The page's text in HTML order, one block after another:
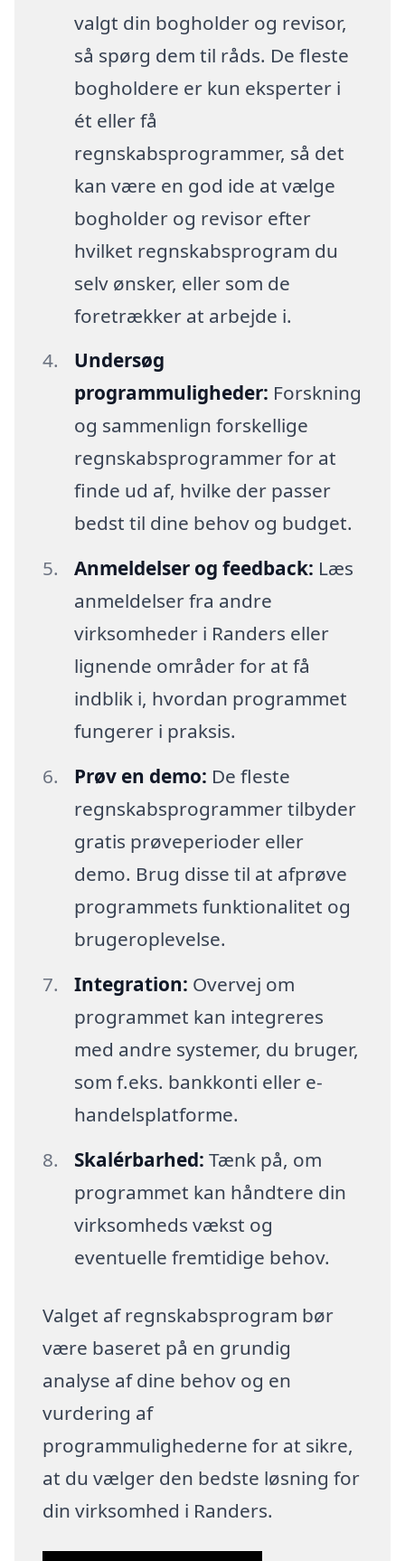
valgt din bogholder og revisor,
så spørg dem til råds. De fleste
bogholdere er kun eksperter i
ét eller få
regnskabsprogrammer, så det
kan være en god ide at vælge
bogholder og revisor efter
hvilket regnskabsprogram du
selv ønsker, eller som de
foretrækker at arbejde i.
Undersøg
programmuligheder: Forskning
og sammenlign forskellige
regnskabsprogrammer for at
finde ud af, hvilke der passer
bedst til dine behov og budget.
Anmeldelser og feedback: Læs
anmeldelser fra andre
virksomheder i Randers eller
lignende områder for at få
indblik i, hvordan programmet
fungerer i praksis.
Prøv en demo: De fleste
regnskabsprogrammer tilbyder
gratis prøveperioder eller
demo. Brug disse til at afprøve
programmets funktionalitet og
brugeroplevelse.
Integration: Overvej om
programmet kan integreres
med andre systemer, du bruger,
som f.eks. bankkonti eller e-
handelsplatforme.
Skalérbarhed: Tænk på, om
programmet kan håndtere din
virksomheds vækst og
eventuelle fremtidige behov.
Valget af regnskabsprogram bør
være baseret på en grundig
analyse af dine behov og en
vurdering af
programmulighederne for at sikre,
at du vælger den bedste løsning for
din virksomhed i Randers.